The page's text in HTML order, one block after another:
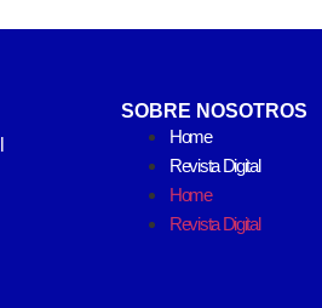
SOBRE NOSOTROS
Home
Revista Digital
Home
Revista Digital